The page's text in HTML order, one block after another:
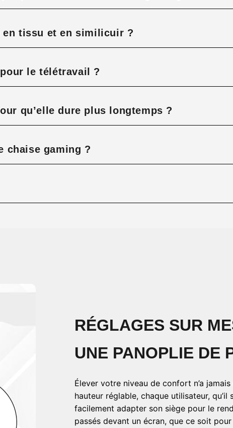
en tissu et en similicuir ?
le télétravail ?
qu’elle dure plus longtemps ?
chaise gaming ?
RÉGLAGES SUR
UNE PANOPLIE DE
Élever votre niveau de confort n’a
hauteur réglable, chaque utilisateur,
facilement adapter son siège pour le
passés devant un écran, que ce soit